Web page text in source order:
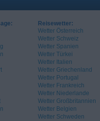
Reisewetter:
Wetter Österreich
Wetter Schweiz
Wetter Spanien
Wetter Türkei
Wetter Italien
Wetter Griechenland
Wetter Portugal
Wetter Frankreich
Wetter Niederlande
Wetter Großbritannien
Wetter Belgien
Wetter Schweden